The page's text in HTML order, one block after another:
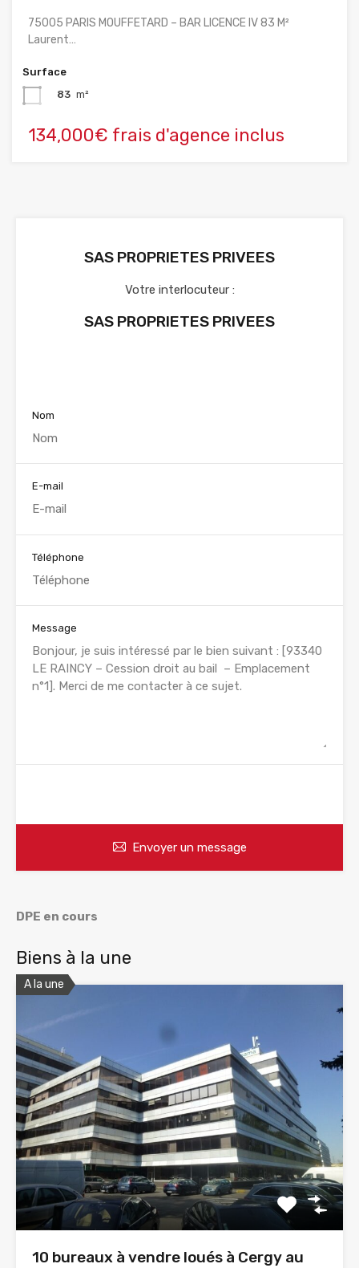
75005 PARIS MOUFFETARD – BAR LICENCE IV 83 M²
Laurent…
Surface
83 m²
134,000€ frais d'agence inclus
SAS PROPRIETES PRIVEES
Votre interlocuteur :
SAS PROPRIETES PRIVEES
Nom
E-mail
Téléphone
Message
Envoyer un message
DPE en cours
Biens à la une
A la une
10 bureaux à vendre loués à Cergy au